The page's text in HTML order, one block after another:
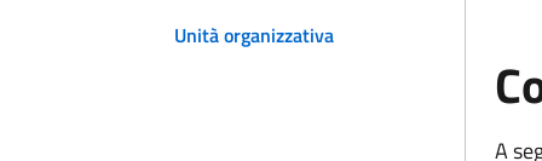
Unità organizzativa
A